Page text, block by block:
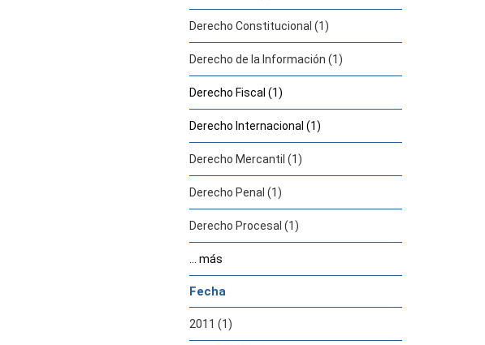
Derecho Constitucional (1)
Derecho de la Información (1)
Derecho Fiscal (1)
Derecho Internacional (1)
Derecho Mercantil (1)
Derecho Penal (1)
Derecho Procesal (1)
... más
Fecha
2011 (1)